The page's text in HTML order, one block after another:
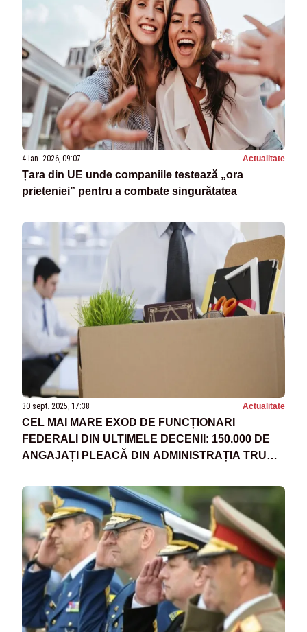
4 ian. 2026, 09:07 Actualitate
Țara din UE unde companiile testează „ora
prieteniei” pentru a combate singurătatea
30 sept. 2025, 17:38 Actualitate
CEL MAI MARE EXOD DE FUNCȚIONARI
FEDERALI DIN ULTIMELE DECENII: 150.000 DE
ANGAJAȚI PLEACĂ DIN ADMINISTRAȚIA TRUMP